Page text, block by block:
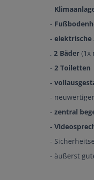
-
-
- elektrische
. 2 Bäder (1x
- 2 Toiletten
-
-
- zentral
-
-
- äußerst